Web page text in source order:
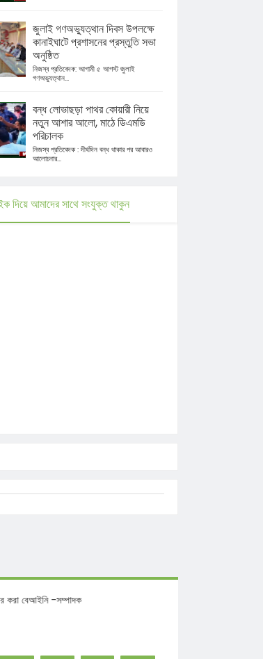
জুলাই গণঅভ্যুত্থান দিবস উপলক্ষে
কানাইঘাটে প্রশাসনের প্রস্তুতি সভা
অনুষ্ঠিত
নিজস্ব প্রতিবেদক: আগামী ৫ আগস্ট জুলাই
গণঅভ্যুত্থান...
বন্ধ লোভাছড়া পাথর কোয়ারী নিয়ে
নতুন আশার আলো, মাঠে ডিএমডি
পরিচালক
নিজস্ব প্রতিবেদক : দীর্ঘদিন বন্ধ থাকার পর আবারও
আলোচনার...
দিয়ে আমাদের সাথে সংযুক্ত থাকুন
করা বেআইনি -সম্পাদক